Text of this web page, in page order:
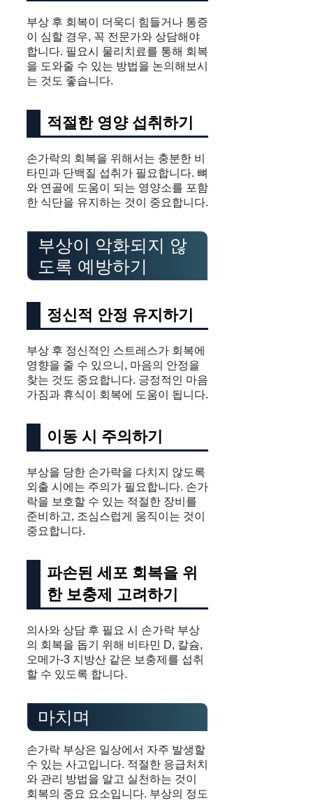
부상 후 회복이 더욱디 힘들거나 통증
이 심할 경우, 꼭 전문가와 상담해야
합니다. 필요시 물리치료를 통해 회복
을 도와줄 수 있는 방법을 논의해보시
는 것도 좋습니다.
적절한 영양 섭취하기
손가락의 회복을 위해서는 충분한 비
타민과 단백질 섭취가 필요합니다. 뼈
와 연골에 도움이 되는 영양소를 포함
한 식단을 유지하는 것이 중요합니다.
부상이 악화되지 않
도록 예방하기
정신적 안정 유지하기
부상 후 정신적인 스트레스가 회복에
영향을 줄 수 있으니, 마음의 안정을
찾는 것도 중요합니다. 긍정적인 마음
가짐과 휴식이 회복에 도움이 됩니다.
이동 시 주의하기
부상을 당한 손가락을 다치지 않도록
외출 시에는 주의가 필요합니다. 손가
락을 보호할 수 있는 적절한 장비를
준비하고, 조심스럽게 움직이는 것이
중요합니다.
파손된 세포 회복을 위
한 보충제 고려하기
의사와 상담 후 필요 시 손가락 부상
의 회복을 돕기 위해 비타민 D, 칼슘,
오메가-3 지방산 같은 보충제를 섭취
할 수 있도록 합니다.
마치며
손가락 부상은 일상에서 자주 발생할
수 있는 사고입니다. 적절한 응급처치
와 관리 방법을 알고 실천하는 것이
회복의 중요 요소입니다. 부상의 정도